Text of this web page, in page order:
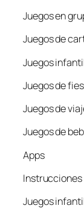
Juegos en
Juegos de
Juegos
Juegos de
Juegos de
Juegos de
Apps
Instrucciones
Juegos